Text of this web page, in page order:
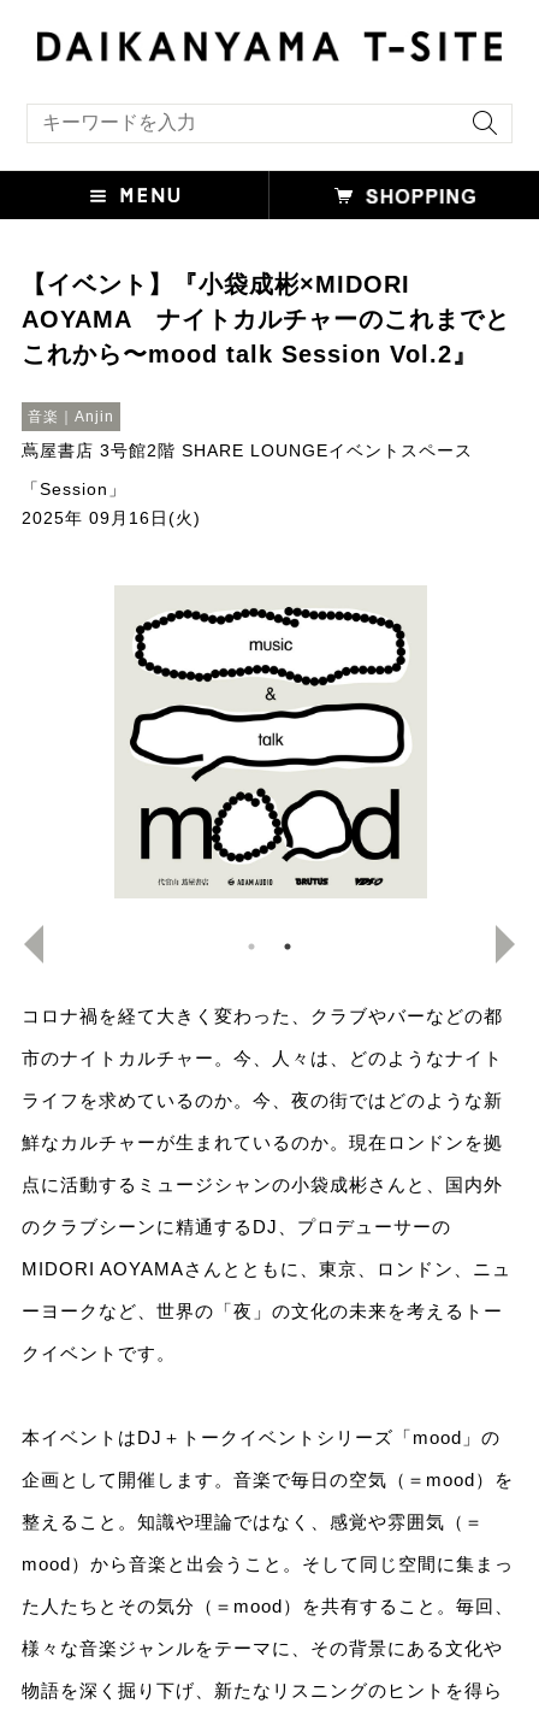
【イベント】『小袋成彬×MIDORI
AOYAMA ナイトカルチャーのこれまでと
これから〜mood talk Session Vol.2』
音楽｜Anjin
蔦屋書店 3号館2階 SHARE LOUNGEイベントスペース
「Session」
2025年 09月16日(火)
コロナ禍を経て大きく変わった、クラブやバーなどの都
市のナイトカルチャー。今、人々は、どのようなナイト
ライフを求めているのか。今、夜の街ではどのような新
鮮なカルチャーが生まれているのか。現在ロンドンを拠
点に活動するミュージシャンの小袋成彬さんと、国内外
のクラブシーンに精通するDJ、プロデューサーの
MIDORI AOYAMAさんとともに、東京、ロンドン、ニュ
ーヨークなど、世界の「夜」の文化の未来を考えるトー
クイベントです。
本イベントはDJ＋トークイベントシリーズ「mood」の
企画として開催します。音楽で毎日の空気（＝mood）を
整えること。知識や理論ではなく、感覚や雰囲気（＝
mood）から音楽と出会うこと。そして同じ空間に集まっ
た人たちとその気分（＝mood）を共有すること。毎回、
様々な音楽ジャンルをテーマに、その背景にある文化や
物語を深く掘り下げ、新たなリスニングのヒントを得ら